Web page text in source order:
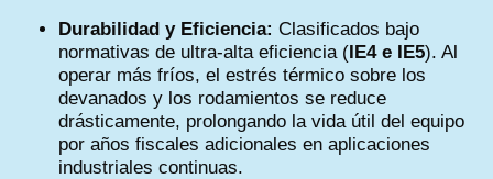
Durabilidad y Eficiencia: Clasificados bajo
normativas de ultra-alta eficiencia (IE4 e IE5). Al
operar más fríos, el estrés térmico sobre los
devanados y los rodamientos se reduce
drásticamente, prolongando la vida útil del equipo
por años fiscales adicionales en aplicaciones
industriales continuas.